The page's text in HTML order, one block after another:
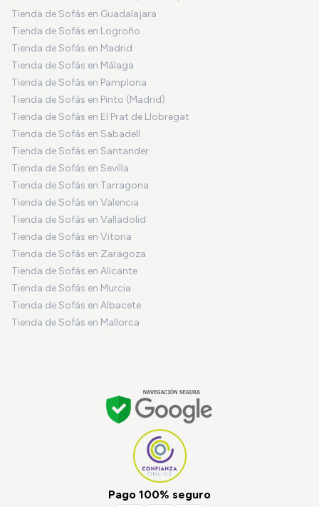
Tienda de Sofás en Guadalajara
Tienda de Sofás en Logroño
Tienda de Sofás en Madrid
Tienda de Sofás en Málaga
Tienda de Sofás en Pamplona
Tienda de Sofás en Pinto (Madrid)
Tienda de Sofás en El Prat de Llobregat
Tienda de Sofás en Sabadell
Tienda de Sofás en Santander
Tienda de Sofás en Sevilla
Tienda de Sofás en Tarragona
Tienda de Sofás en Valencia
Tienda de Sofás en Valladolid
Tienda de Sofás en Vitoria
Tienda de Sofás en Zaragoza
Tienda de Sofás en Alicante
Tienda de Sofás en Murcia
Tienda de Sofás en Albacete
Tienda de Sofás en Mallorca
Pago 100% seguro